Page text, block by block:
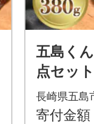
五島く
点セット
長崎県五島
寄付金額